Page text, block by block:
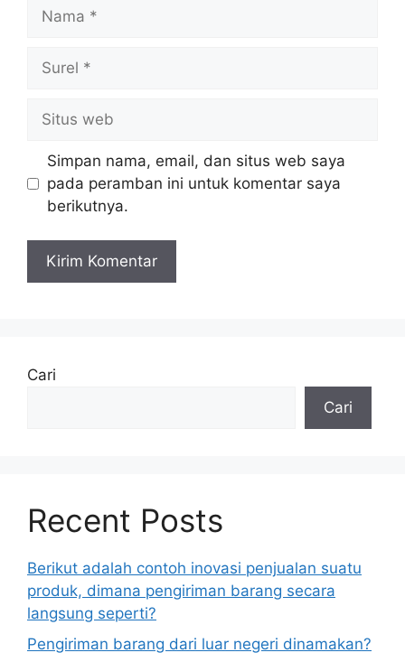
web
Simpan nama, email, dan situs web saya
pada peramban ini untuk komentar saya
berikutnya.
Cari
Cari
Recent Posts
Berikut adalah contoh inovasi penjualan suatu
produk, dimana pengiriman barang secara
langsung seperti?
Pengiriman barang dari luar negeri dinamakan?